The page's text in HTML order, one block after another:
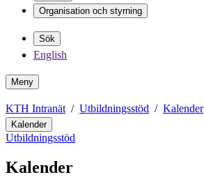
Organisation och styrning
Sök
English
Meny
KTH Intranät Utbildningsstöd Kalender
Kalender
Utbildningsstöd
Kalender